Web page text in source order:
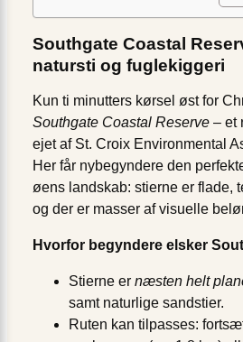
Southgate Coastal
natursti og fuglekiggeri
Kun ti minutters kørsel øst for
Southgate Coastal Reserve – et
ejet af St. Croix Environmental
Her får nybegyndere den
øens landskab: sti­erne er flade,
og der er masser af visuelle
Hvorfor begyndere elsker
Stierne er næsten helt
samt naturlige sandstier.
Ruten kan tilpasses: